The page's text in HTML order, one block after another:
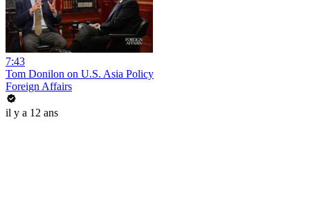
7:43
Tom Donilon on U.S. Asia Policy
Foreign Affairs
il y a 12 ans